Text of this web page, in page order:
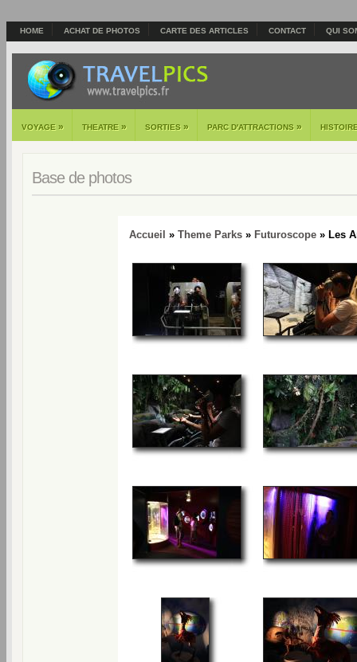
HOME ACHAT DE PHOTOS CARTE DES ARTICLES CONTACT QUI
VOYAGE » THEATRE » SORTIES » PARC D'ATTRACTIONS »
Base de photos
Accueil » Theme Parks» Futuroscope» Les